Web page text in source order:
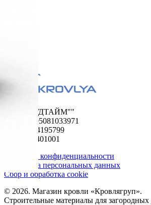
ООО "ФУДТАЙМ""
ОГРН 1195081033971
ИНН 5024195799
КПП 502401001
Политика конфиденциальности
Обработка персональных данных
Сбор и обработка cookie
© 2026. Магазин кровли «Кровлягруп».
Строительные материалы для загородных